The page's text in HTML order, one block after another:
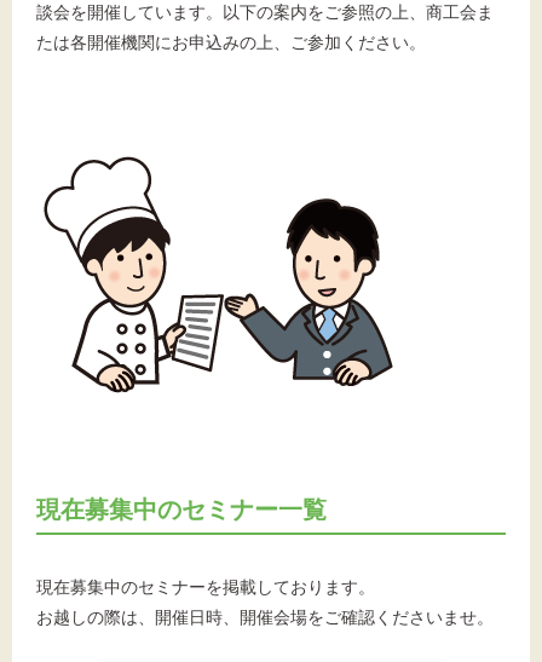
背景色
黄
談会を開催しています。以下の案内をご参照の上、商工会ま
たは各開催機関にお申込みの上、ご参加ください。
現在募集中のセミナー一覧
現在募集中のセミナーを掲載しております。
お越しの際は、開催日時、開催会場をご確認くださいませ。